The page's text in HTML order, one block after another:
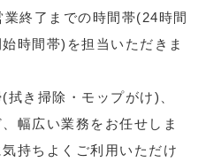
終了までの時間帯(24時間
時間帯)を担当いただきま
き掃除・モップがけ)、
幅広い業務をお任せしま
持ちよくご利用いただけ